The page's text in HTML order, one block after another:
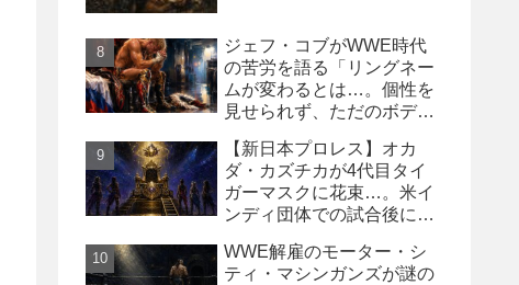
ジェフ・コブがWWE時代
の苦労を語る「リングネー
ムが変わるとは…。個性を
見せられず、ただのボディ
【新日本プロレス】オカ
ダ・カズチカが4代目タイ
ガーマスクに花束…。米イ
ンディ団体での試合後にサ
WWE解雇のモーター・シ
ティ・マシンガンズが謎の